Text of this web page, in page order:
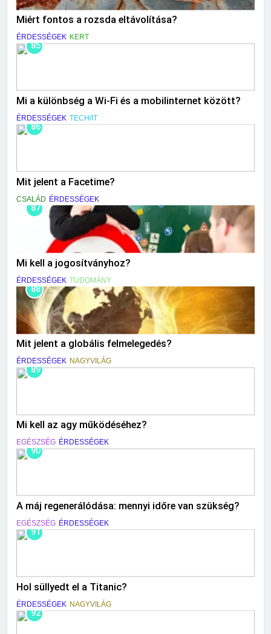
Miért fontos a rozsda eltávolítása?
ÉRDESSÉGEK KERT
85
Mi a különbség a Wi-Fi és a mobilinternet között?
ÉRDESSÉGEK TECH/IT
86
Mit jelent a Facetime?
CSALÁD ÉRDESSÉGEK
87
Mi kell a jogosítványhoz?
ÉRDESSÉGEK TUDOMÁNY
88
Mit jelent a globális felmelegedés?
ÉRDESSÉGEK NAGYVILÁG
89
Mi kell az agy működéséhez?
EGÉSZSÉG ÉRDESSÉGEK
90
A máj regenerálódása: mennyi időre van szükség?
EGÉSZSÉG ÉRDESSÉGEK
91
Hol süllyedt el a Titanic?
ÉRDESSÉGEK NAGYVILÁG
92